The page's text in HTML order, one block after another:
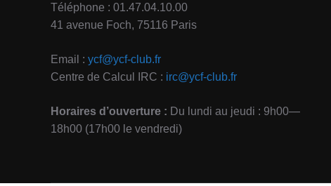
Téléphone : 01.47.04.10.00
41 avenue Foch, 75116 Paris
Email : ycf@ycf-club.fr
Centre de Calcul IRC : irc@ycf-club.fr
Horaires d’ouverture : Du lundi au jeudi : 9h00—
18h00 (17h00 le vendredi)